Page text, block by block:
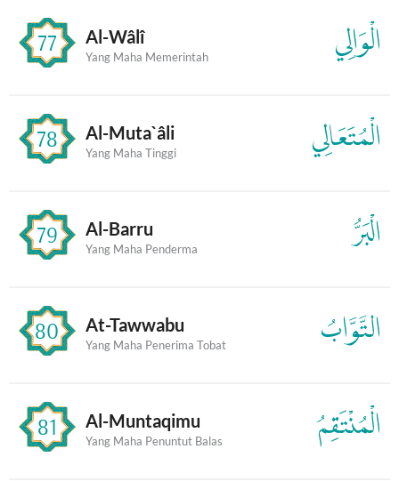
77 Al-Wâlî
Yang Maha Memerintah الْوَالِي
78 Al-Muta`âli
Yang Maha Tinggi الْمُتَعَالِي
79 Al-Barru
Yang Maha Penderma الْبَرُّ
80 At-Tawwabu
Yang Maha Penerima Tobat التَّوَّابُ
81 Al-Muntaqimu
Yang Maha Penuntut Balas الْمُنْتَقِمُ